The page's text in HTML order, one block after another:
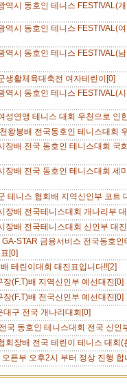
역시 동호인 테니스 FESTIVAL(
역시 동호인 테니스 FESTIVAL(
역시 동호인 테니스 FESTIVAL(
생활체육대축전 여자테린이[0]
역시 동호인 테니스 FESTIVAL(
성연맹 테니스 대회 우천으로 인
왕봉배 전국동호인 테니스대회
장배 전국 동호인 테니스대회 국
장배 전국 동호인 테니스대회 세
테니스 협회배 지역신인부 코트
장배 전국테니스대회 개나리부
장배 전국테니스대회 신인부 대
STAR 금융서비스 전국동호인
[0]
테린이대회 대진표입니다!![2]
(F.T)배 지역신인부 예선대진[0]
(F.T)배 전국신인부 예선대진[0]
구 전국 개나리대회[0]
국 동호인 테니스대회 전국 신인
회장배 전국 테린이 테니스 대회(
오픈부 오후2시 부터 정상 진행 합